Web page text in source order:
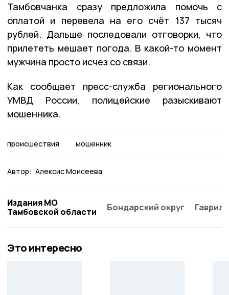
Тамбовчанка сразу предложила помочь с
оплатой и перевела на его счёт 137 тысяч
рублей. Дальше последовали отговорки, что
прилететь мешает погода. В какой-то момент
мужчина просто исчез со связи.
Как сообщает пресс-служба регионального
УМВД России, полицейские разыскивают
мошенника.
происшествия мошенник
Автор: Алексис Моисеева
Издания МО
Тамбовской области
Бондарский округ
Это интересно